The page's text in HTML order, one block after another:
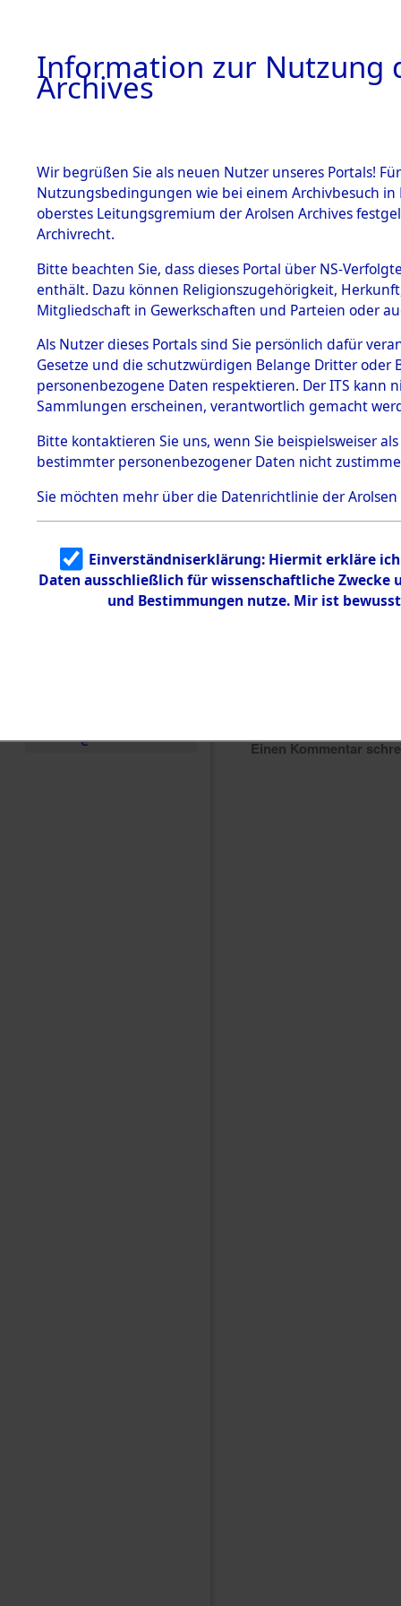
BESTÄNDE
1.
mente
5. Verschiedenes
5.3
Todesmärsche
5.3.1 Alliierte
Erhebungen
zu
Todesmärsch
en
5.3.2
Identifizierun
5.3.3
Todesmärsch
e
Listen
0024
Einen Kommentar
Information zur Nutzung
Archives
Wir begrüßen Sie als neuen Nutzer unseres Portals!
Nutzungsbedingungen wie bei einem Archivbesuch
oberstes Leitungsgremium der Arolsen Archives
Archivrecht.
Bitte beachten Sie, dass dieses Portal über NS-
enthält. Dazu können Religionszugehörigkeit,
Mitgliedschaft in Gewerkschaften und Parteien oder
Als Nutzer dieses Portals sind Sie persönlich dafür
Gesetze und die schutzwürdigen Belange Dritter
personenbezogene Daten respektieren. Der ITS
Sammlungen erscheinen, verantwortlich gemacht
Bitte kontaktieren Sie uns, wenn Sie beispielsweiser
bestimmter personenbezogener Daten nicht
Sie möchten mehr über die Datenrichtlinie der Arolsen
Einverständniserklärung: Hiermit erkläre
Daten ausschließlich für wissenschaftliche
und Bestimmungen nutze. Mir ist